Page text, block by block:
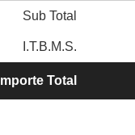
Sub Total
I.T.B.M.S.
Importe Total